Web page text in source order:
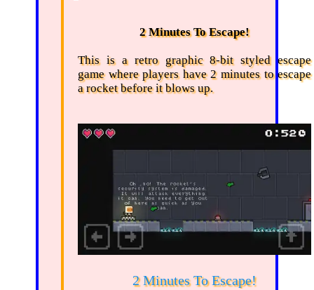
2 Minutes To Escape!
This is a retro graphic 8-bit styled escape
game where players have 2 minutes to escape
a rocket before it blows up.
2 Minutes To Escape!